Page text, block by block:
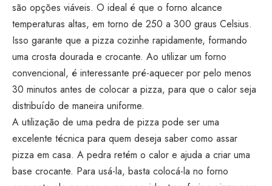
são opções viáveis. O ideal é que o forno alcance
temperaturas altas, em torno de 250 a 300 graus Celsius.
Isso garante que a pizza cozinhe rapidamente, formando
uma crosta dourada e crocante. Ao utilizar um forno
convencional, é interessante pré-aquecer por pelo menos
30 minutos antes de colocar a pizza, para que o calor seja
distribuído de maneira uniforme.
A utilização de uma pedra de pizza pode ser uma
excelente técnica para quem deseja saber como assar
pizza em casa. A pedra retém o calor e ajuda a criar uma
base crocante. Para usá-la, basta colocá-la no forno